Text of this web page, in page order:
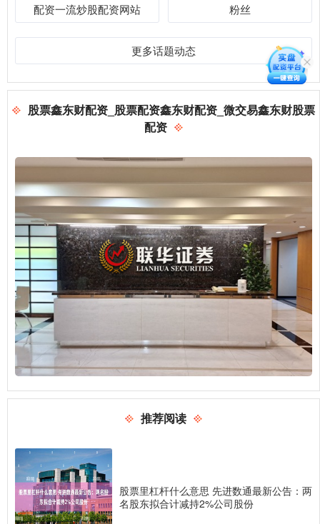
配资一流炒股配资网站 粉丝
更多话题动态
股票鑫东财配资_股票配资鑫东财配资_微交易鑫东财股票
配资
推荐阅读
股票里杠杆什么意思 先进数通最新公告：两
名股东拟合计减持2%公司股份